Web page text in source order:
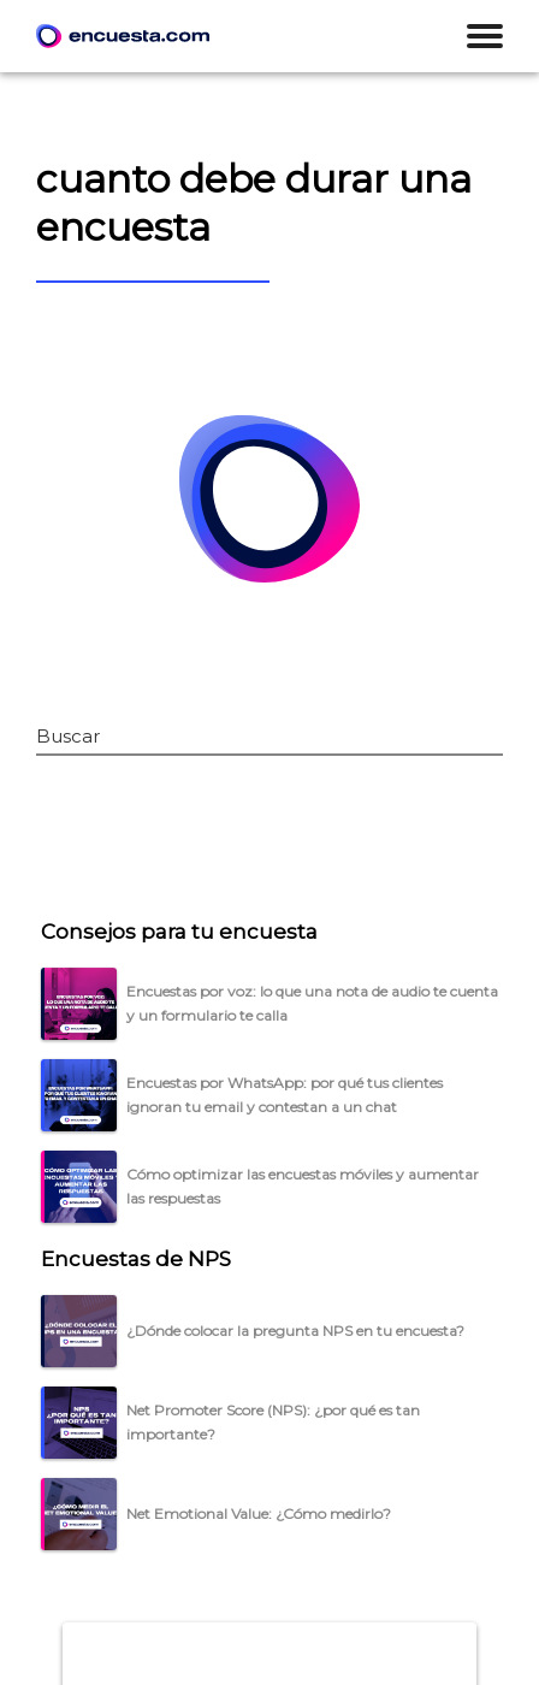
CÓMO FUNCIONA
PLANTILLAS
PRECIOS
BLOG
ACCEDER →
cuanto debe durar una
encuesta
Buscar
Consejos para tu encuesta
Encuestas por voz: lo que una nota de audio te cuenta
y un formulario te calla
Encuestas por WhatsApp: por qué tus clientes
ignoran tu email y contestan a un chat
Cómo optimizar las encuestas móviles y aumentar
las respuestas
Encuestas de NPS
¿Dónde colocar la pregunta NPS en tu encuesta?
Net Promoter Score (NPS): ¿por qué es tan
importante?
Net Emotional Value: ¿Cómo medirlo?